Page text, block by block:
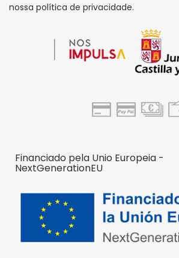
nossa política de privacidade.
Financiado pela Unio Europeia -
NextGenerationEU